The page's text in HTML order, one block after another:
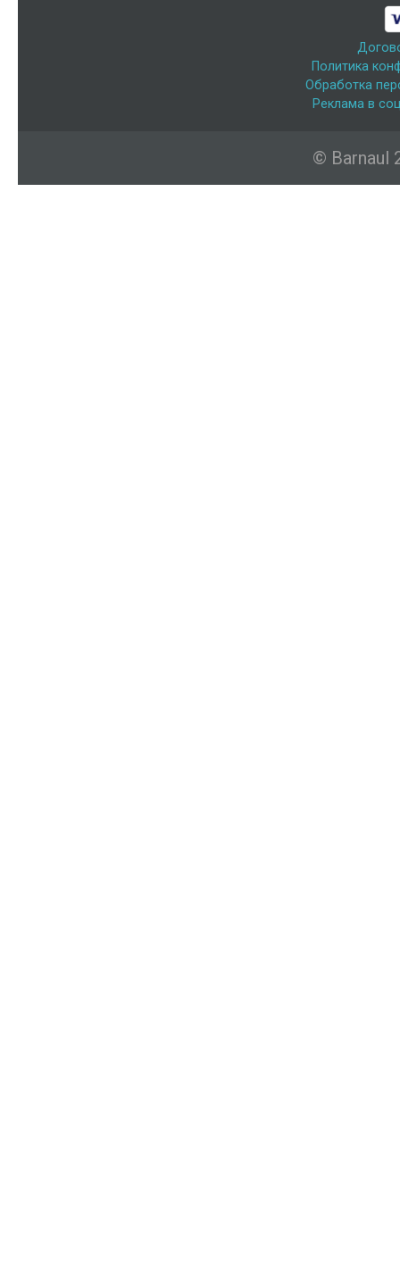
Политика
Обработка
Реклама в
© Barnaul